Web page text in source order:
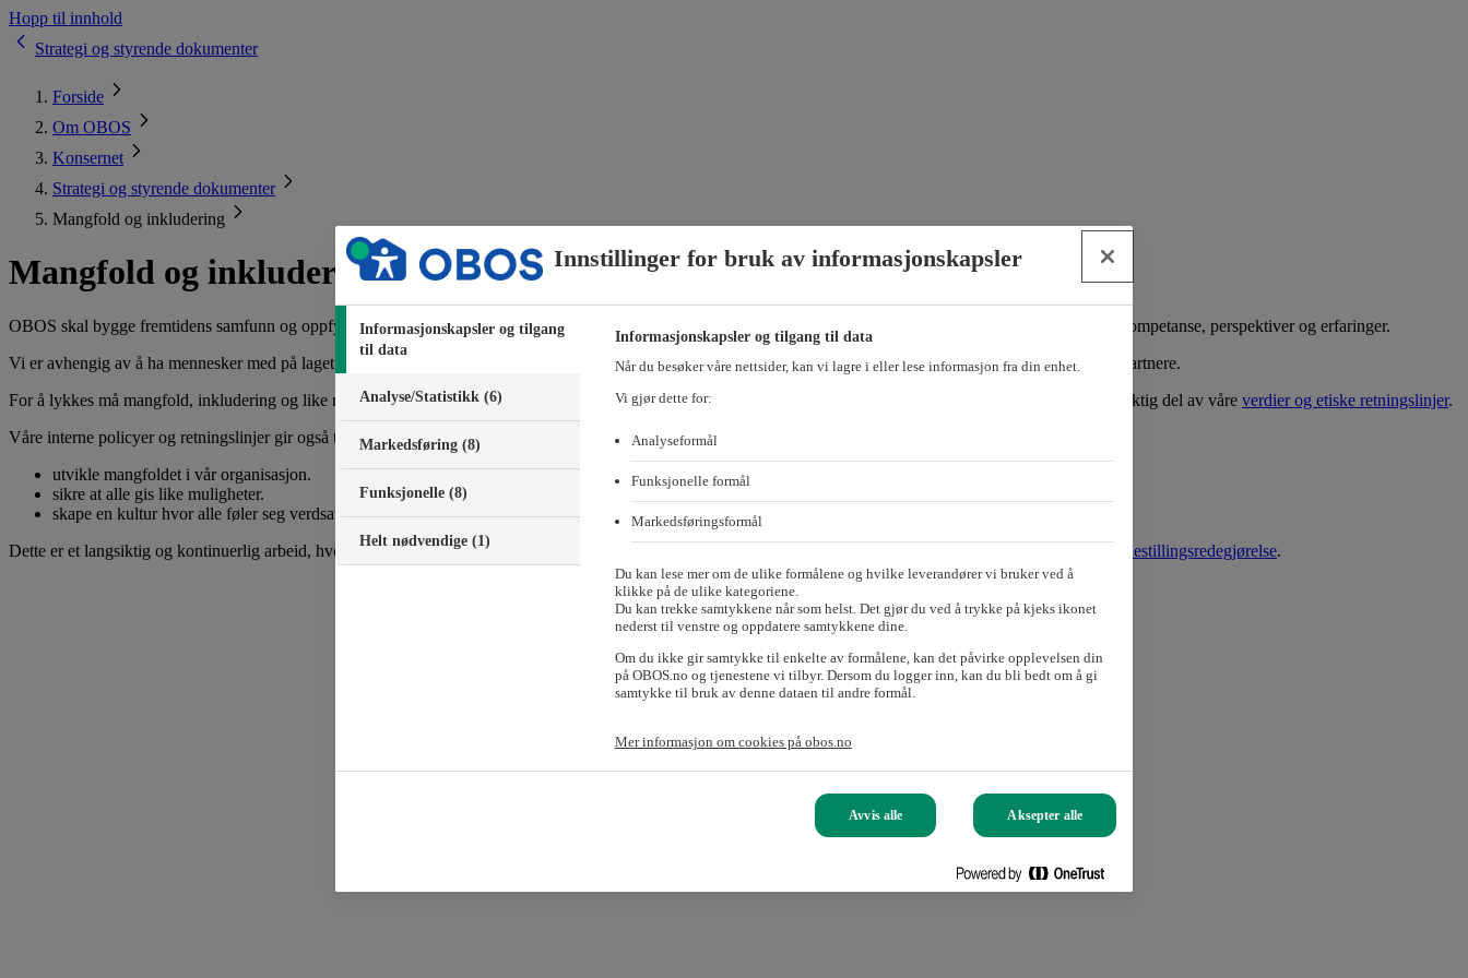
Hopp til innhold
Strategi og styrende dokumenter
Forside
Om OBOS
Konsernet
Strategi og styrende dokumenter
Mangfold og inkludering
Mangfold og inkludering
OBOS skal bygge fremtidens samfunn og oppfylle boligdrømmer. For å levere på vår visjon og våre mål over tid trenger vi medarbeidere med et bredt spekter av kompetanse, perspektiver og erfaringer.
Vi er avhengig av å ha mennesker med på laget som gjenspeiler samfunnet rundt oss. Dette gjelder våre egne medarbeidere, men også leverandører og samarbeidspartnere.
For å lykkes må mangfold, inkludering og like muligheter være en integrert del av alt vi gjør, en del av hvordan vi tenker og hvordan vi jobber. Derfor er dette en viktig del av våre verdier og etiske retningslinjer.
Våre interne policyer og retningslinjer gir også tydelige føringer på hvordan vi skal:
utvikle mangfoldet i vår organisasjon.
sikre at alle gis like muligheter.
skape en kultur hvor alle føler seg verdsatt og respektert for den de er, og hvor alle opplever å bli inkludert i arbeidsmiljøet.
Dette er et langsiktig og kontinuerlig arbeid, hvor summen av alle tiltak bidrar til suksess. For å lese mer om hvordan vi jobber, se vår årlige
likestillingsredegjørelse.
Innstillinger for bruk av informasjonskapsler
Informasjonskapsler og tilgang
til data
Analyse/Statistikk (6)
Markedsføring (8)
Funksjonelle (8)
Helt nødvendige (1)
Informasjonskapsler og tilgang til data
Når du besøker våre nettsider, kan vi lagre i eller lese informasjon fra din enhet.
Vi gjør dette for:
Analyseformål
Funksjonelle formål
Markedsføringsformål
Du kan lese mer om de ulike formålene og hvilke leverandører vi bruker ved å
klikke på de ulike kategoriene.
Du kan trekke samtykkene når som helst. Det gjør du ved å trykke på kjeks ikonet
nederst til venstre og oppdatere samtykkene dine.
Om du ikke gir samtykke til enkelte av formålene, kan det påvirke opplevelsen din
på OBOS.no og tjenestene vi tilbyr. Dersom du logger inn, kan du bli bedt om å gi
samtykke til bruk av denne dataen til andre formål.
Mer informasjon om cookies på obos.no
Avvis alle Aksepter alle